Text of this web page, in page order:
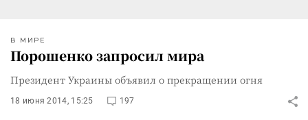
В МИРЕ
Порошенко запросил мира
Президент Украины объявил о прекращении огня
18 июня 2014, 15:25 197